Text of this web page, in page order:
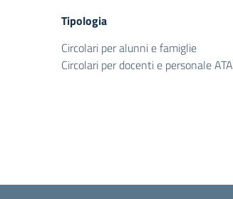
Tipologia
Circolari per alunni e famiglie
Circolari per docenti e personale ATA